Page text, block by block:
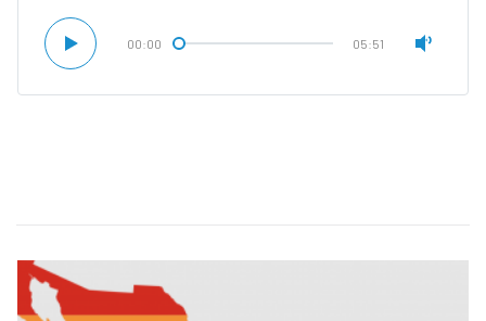
00:00 05:51